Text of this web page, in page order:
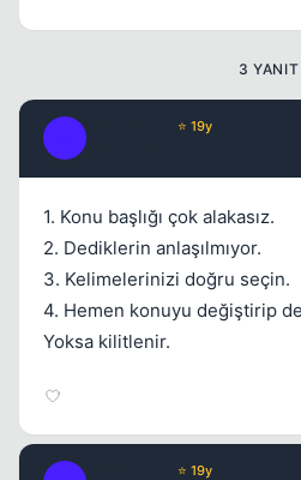
3 YANIT
⭐ 19y
1. Konu başlığı çok alakasız.
2. Dediklerin anlaşılmıyor.
3. Kelimelerinizi doğru seçin.
4. Hemen konuyu değiştirip
Yoksa kilitlenir.
⭐ 19y